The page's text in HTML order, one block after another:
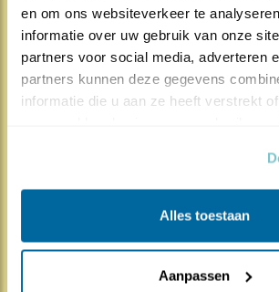
en om ons websiteverkeer te
informatie over uw gebruik van onze
partners voor social media, adverteren
partners kunnen deze gegevens
informatie die u aan ze heeft verstrekt
Alles toestaan
Aanpassen
Grauwe vliegenvanger